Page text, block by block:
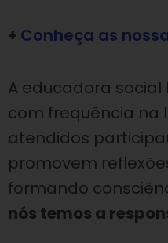
+ Conheça as
A educadora social
com frequência na
atendidos
promovem
formando
nós temos a